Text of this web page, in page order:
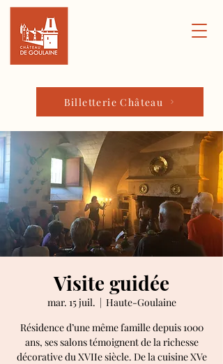
Billetterie Château
Visite guidée
mar. 15 juil.
  |
Haute-Goulaine
Résidence d’une même famille depuis 1000
ans, ses salons témoignent de la richesse
décorative du XVIIe siècle. De la cuisine XVe